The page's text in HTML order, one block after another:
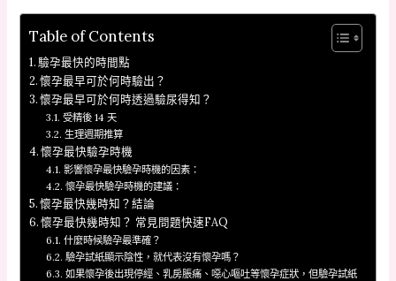
Table of Contents
驗孕最快的時間點
懷孕最早可於何時驗出？
懷孕最早可於何時透過驗尿得知？
受精後 14 天
生理週期推算
懷孕最快驗孕時機
影響懷孕最快驗孕時機的因素：
懷孕最快驗孕時機的建議：
懷孕最快幾時知？結論
懷孕最快幾時知？ 常見問題快速FAQ
什麼時候驗孕最準確？
驗孕試紙顯示陰性，就代表沒有懷孕嗎？
如果懷孕後出現停經、乳房脹痛、噁心嘔吐等懷孕症狀，但驗孕試紙